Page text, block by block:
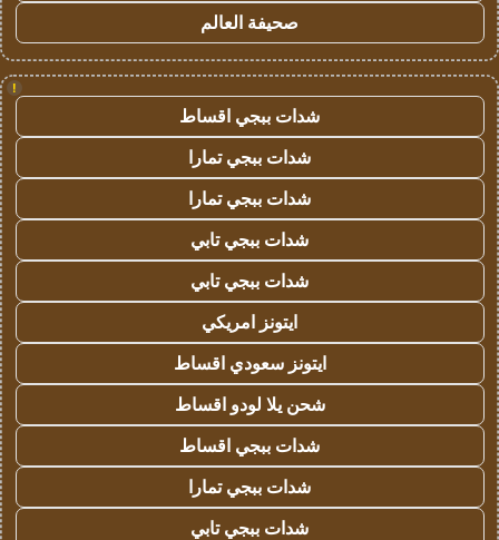
صحيفة العالم
!
شدات ببجي اقساط
شدات ببجي تمارا
شدات ببجي تمارا
شدات ببجي تابي
شدات ببجي تابي
ايتونز امريكي
ايتونز سعودي اقساط
شحن يلا لودو اقساط
شدات ببجي اقساط
شدات ببجي تمارا
شدات ببجي تابي